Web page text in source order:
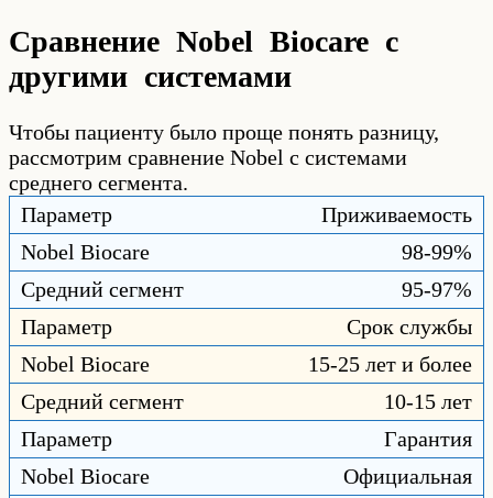
Сравнение Nobel Biocare с
другими системами
Чтобы пациенту было проще понять разницу,
рассмотрим сравнение Nobel с системами
среднего сегмента.
Приживаемость
98-99%
95-97%
Срок службы
15-25 лет и более
10-15 лет
Гарантия
Официальная